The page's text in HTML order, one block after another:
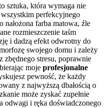
sztuka, która wymaga nie
perfekcyjnego
farba matowa, źle
rozmieszczenie taśm
i dadzą efekt odwrotny do
swojego domu i zależy
zbędnego stresu, poprawnie
moje profesjonalne
pewność, że każdy
z najwyższą dbałością o
może zyskać zupełnie
odwagi i ręka doświadczonego